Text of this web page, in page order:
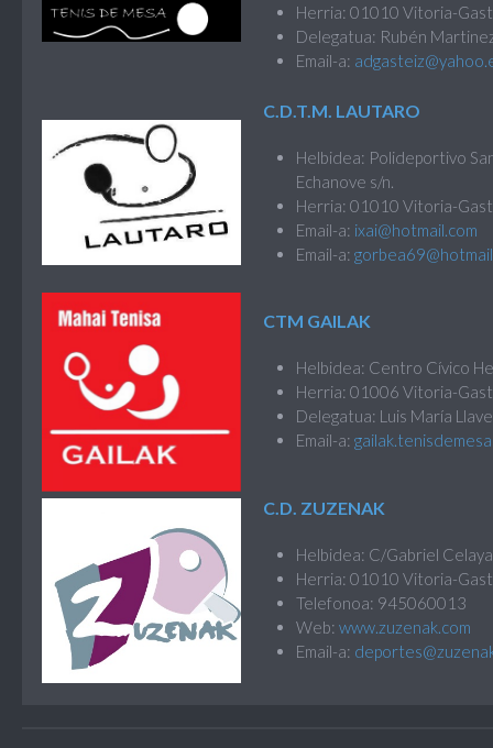
Herria: 01010 Vitoria-
Delegatua: Rubén
Email-a:
C.D.T.M. LAUTARO
Helbidea: Polideportivo
Echanove s/n.
Herria: 01010 Vitoria-
Email-a: ixai@hotmail.com
Email-a:
CTM GAILAK
Helbidea: Centro Cívico
Herria: 01006 Vitoria-
Delegatua: Luis María
Email-a:
C.D. ZUZENAK
Helbidea: C/Gabriel
Herria: 01010 Vitoria-
Telefonoa: 945060013
Web: www.zuzenak.com
Email-a: